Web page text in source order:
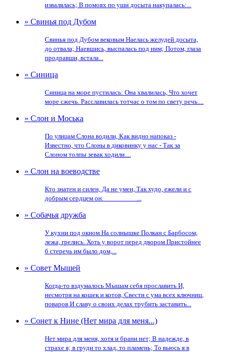
извалялась; В помоях по уши досыта накупалась:...
» Свинья под Дубом
Свинья под Дубом вековым Наелась желудей досыта,
до отвала; Наевшись, выспалась под ним; Потом, глаза
продравши, встала...
» Синица
Синица на море пустилась: Она хвалилась, Что хочет
море сжечь. Расславилась тотчас о том по свету речь....
» Слон и Моська
По улицам Слона водили, Как видно напоказ -
Известно, что Слоны в диковинку у нас - Так за
Слоном толпы зевак ходили....
» Слон на воеводстве
Кто знатен и силен, Да не умен, Так худо, ежели и с
добрым сердцем он. _________...
» Собачья дружба
У кухни под окном На солнышке Полкан с Барбосом,
лежа, грелись. Хоть у ворот перед двором Пристойнее
б стеречь им было дом,...
» Совет Мышей
Когда-то вздумалось Мышам себя прославить И,
несмотря на кошек и котов, Свести с ума всех ключниц,
поваров И славу о своих делах трубить заставить...
» Сонет к Нине (Нет мира для меня...)
Нет мира для меня, хотя и брани нет; В надежде, в
страхе я; в груди то хлад, то пламень; То вьюсь я в